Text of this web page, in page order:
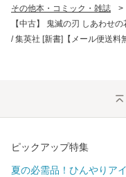
その他本・コミック・雑誌
>
【中古】 鬼滅の刃 しあわせ
/ 集英社 [新書]【メール便送料
ピックアップ特集
夏の必需品！ひんやりア